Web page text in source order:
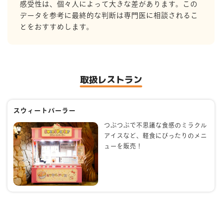
感受性は、個々人によって大きな差があります。この
データを参考に最終的な判断は専門医に相談されるこ
とをおすすめします。
取扱レストラン
スウィートパーラー
つぶつぶで不思議な食感のミラクル
アイスなど、軽食にぴったりのメニ
ューを販売！